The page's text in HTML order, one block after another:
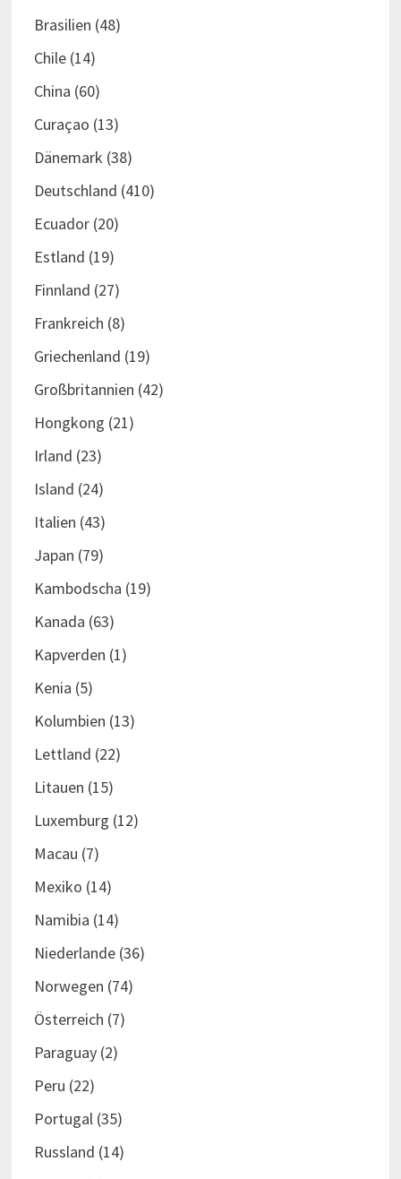
Brasilien (48)
Chile(14)
China (60)
Curaçao (13)
Dänemark (38)
Deutschland (410)
Ecuador(20)
Estland (19)
Finnland (27)
Frankreich (8)
Griechenland (19)
Großbritannien (42)
Hongkong (21)
Irland (23)
Island (24)
Italien (43)
Japan (79)
Kambodscha (19)
Kanada (63)
Kapverden (1)
Kenia (5)
Kolumbien (13)
Lettland (22)
Litauen (15)
Luxemburg (12)
Macau (7)
Mexiko (14)
Namibia (14)
Niederlande(36)
Norwegen (74)
Österreich (7)
Paraguay(2)
Peru (22)
Portugal (35)
Russland (14)